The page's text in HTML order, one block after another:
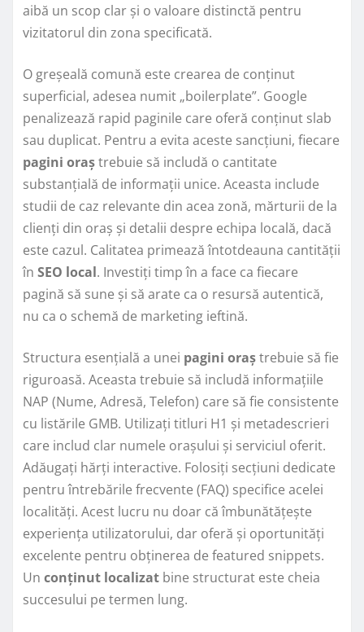
aibă un scop clar și o valoare distinctă pentru
vizitatorul din zona specificată.
O greșeală comună este crearea de conținut
superficial, adesea numit „boilerplate”. Google
penalizează rapid paginile care oferă conținut slab
sau duplicat. Pentru a evita aceste sancțiuni, fiecare
pagini oraștrebuie să includă o cantitate
substanțială de informații unice. Aceasta include
studii de caz relevante din acea zonă, mărturii de la
clienți din oraș și detalii despre echipa locală, dacă
este cazul. Calitatea primează întotdeauna cantității
în SEO local. Investiți timp în a face ca fiecare
pagină să sune și să arate ca o resursă autentică,
nu ca o schemă de marketing ieftină.
Structura esențială a unei pagini oraștrebuie să fie
riguroasă. Aceasta trebuie să includă informațiile
NAP (Nume, Adresă, Telefon) care să fie consistente
cu listările GMB. Utilizați titluri H1 și metadescrieri
care includ clar numele orașului și serviciul oferit.
Adăugați hărți interactive. Folosiți secțiuni dedicate
pentru întrebările frecvente (FAQ) specifice acelei
localități. Acest lucru nu doar că îmbunătățește
experiența utilizatorului, dar oferă și oportunități
excelente pentru obținerea de featured snippets.
Un conținut localizat bine structurat este cheia
succesului pe termen lung.